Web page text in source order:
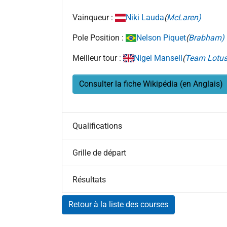
Vainqueur : Niki Lauda(McLaren)
Pole Position : Nelson Piquet(Brabham)
Meilleur tour : Nigel Mansell(Team
Consulter la fiche Wikipédia (en Anglais)
Qualifications
Grille de départ
Résultats
Retour à la liste des courses